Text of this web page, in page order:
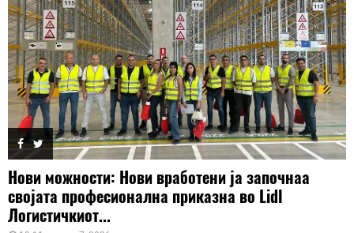
Нови можности: Нови вработени ја започнаа
својата професионална приказна во Lidl
Логистичкиот...